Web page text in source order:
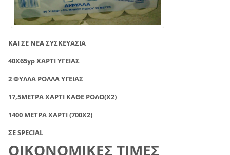
ΚΑΙ ΣΕ ΝΕΑ ΣΥΣΚΕΥΑΣΙΑ
40Χ65γρ ΧΑΡΤΙ ΥΓΕΙΑΣ
2 ΦΥΛΛΑ ΡΟΛΛΑ ΥΓΕΙΑΣ
17,5ΜΕΤΡΑ ΧΑΡΤΙ ΚΑΘΕ ΡΟΛΟ(Χ2)
1400 ΜΕΤΡΑ ΧΑΡΤΙ (700Χ2)
ΣΕ SPECIAL
ΟΙΚΟΝΟΜΙΚΕΣ ΤΙΜΕΣ